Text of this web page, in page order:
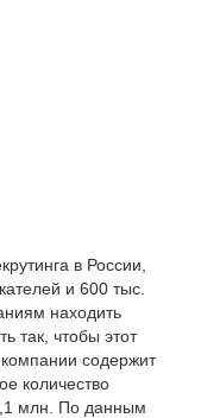
в России,
и 600 тыс.
находить
так, чтобы этот
содержит
количество
млн. По данным